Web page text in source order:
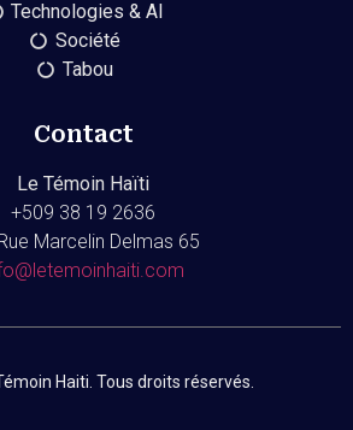
Technologies & AI
Société
Tabou
Contact
Le Témoin Haïti
+509 38 19 2636
Marcelin Delmas 65
Haiti. Tous droits réservés.